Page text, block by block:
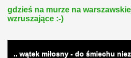
gdzieś na murze na
wzruszające :-)
.. wątek miłosny - do śmiechu